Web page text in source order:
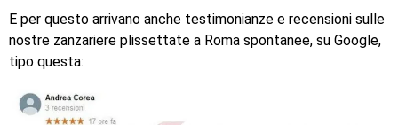
E per questo arrivano anche testimonianze e recensioni sulle
nostre zanzariere plissettate a Roma spontanee, su Google,
tipo questa: